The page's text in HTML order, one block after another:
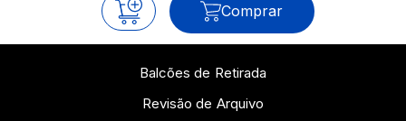
Comprar
Balcões de Retirada
Revisão de Arquivo